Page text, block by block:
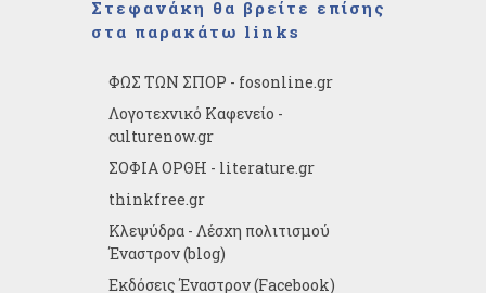
Στεφανάκη θα βρείτε επίσης
στα παρακάτω links
ΦΩΣ ΤΩΝ ΣΠΟΡ - fosonline.gr
Λογοτεχνικό Καφενείο -
culturenow.gr
ΣΟΦΙΑ ΟΡΘΗ - literature.gr
thinkfree.gr
Κλεψύδρα - Λέσχη πολιτισμού
Έναστρον (blog)
Εκδόσεις Έναστρον (Facebook)